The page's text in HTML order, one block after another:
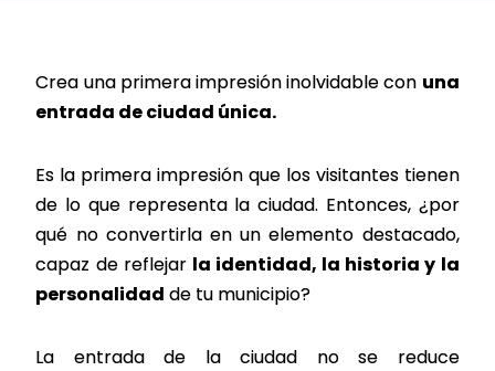
Crea una primera impresión inolvidable con una
entrada de ciudad única.
Es la primera impresión que los visitantes tienen
de lo que representa la ciudad. Entonces, ¿por
qué no convertirla en un elemento destacado,
capaz de reflejar la identidad, la historia y la
personalidad de tu municipio?
La entrada de la ciudad no se reduce